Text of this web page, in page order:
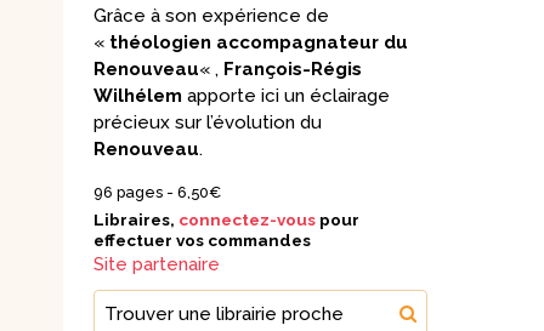
Grâce à son expérience de
« théologien accompagnateur du
Renouveau« , François-Régis
Wilhélem apporte ici un éclairage
précieux sur l’évolution du
Renouveau.
96 pages - 6,50€
Libraires, connectez-vouspour
effectuer vos commandes
Site partenaire
Trouver une librairie proche